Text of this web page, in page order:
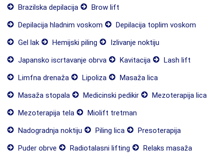
Brazilska depilacija
Brow lift
Depilacija hladnim voskom
Depilacija toplim voskom
Gel lak
Hemijski piling
Izlivanje noktiju
Japansko iscrtavanje obrva
Kavitacija
Lash lift
Limfna drenaža
Lipoliza
Masaža lica
Masaža stopala
Medicinski pedikir
Mezoterapija lica
Mezoterapija tela
Miolift tretman
Nadogradnja noktiju
Piling lica
Presoterapija
Puder obrve
Radiotalasni lifting
Relaks masaža